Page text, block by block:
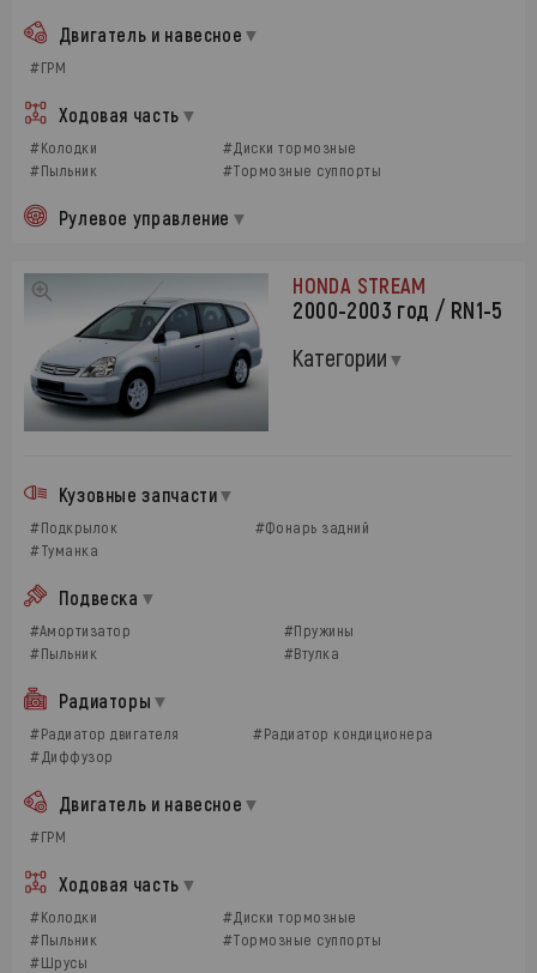
Двигатель и навесное
#ГРМ
Ходовая часть
#Колодки
#Диски тормозные
#Пыльник
#Тормозные суппорты
Рулевое управление
HONDA STREAM
2000-2003 год / RN1-5
Категории
Кузовные запчасти
#Подкрылок
#Фонарь задний
#Туманка
Подвеска
#Амортизатор
#Пружины
#Пыльник
#Втулка
Радиаторы
#Радиатор двигателя
#Радиатор кондиционера
#Диффузор
Двигатель и навесное
#ГРМ
Ходовая часть
#Колодки
#Диски тормозные
#Пыльник
#Тормозные суппорты
#Шрусы